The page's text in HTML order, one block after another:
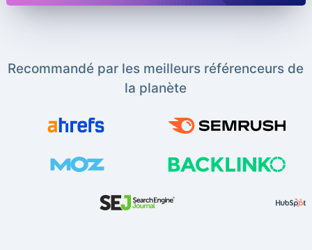
Recommandé par les meilleurs référenceurs de
la planète